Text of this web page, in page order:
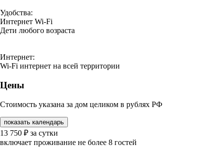
Удобства:
Интернет Wi-Fi
Дети любого возраста
Интернет:
Wi-Fi интернет на всей территории
Цены
Стоимость указана за дом целиком в рублях РФ
показать календарь
13 750 ₽ за сутки
включает проживание не более 8 гостей